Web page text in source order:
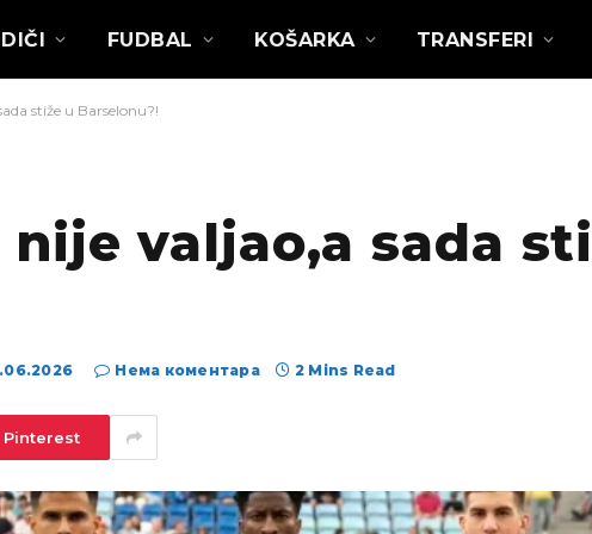
FUDBAL KOŠARKA TRANSFERI
stiže u Barselonu?!
nije valjao,a sada
Нема коментара 2 Mins Read
Pinterest